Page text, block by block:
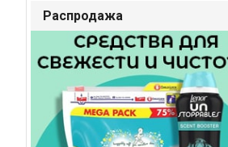
Распродажа